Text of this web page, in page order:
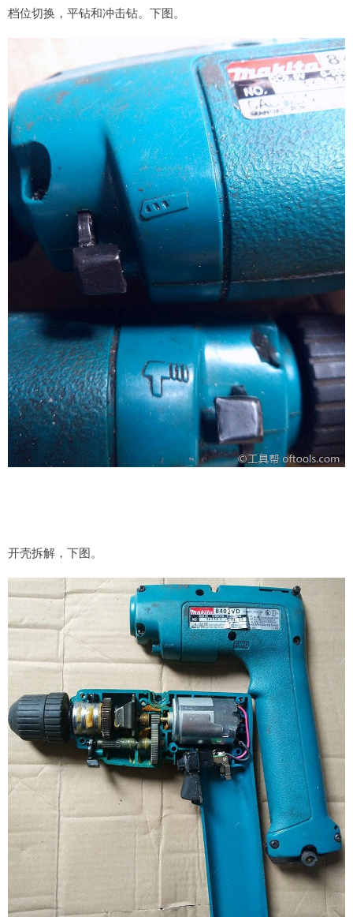
档位切换，平钻和冲击钻。下图。
开壳拆解，下图。